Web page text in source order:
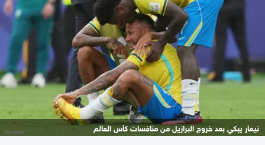
نيمار يبكي بعد خروج البرازيل من منافسات كأس العالم